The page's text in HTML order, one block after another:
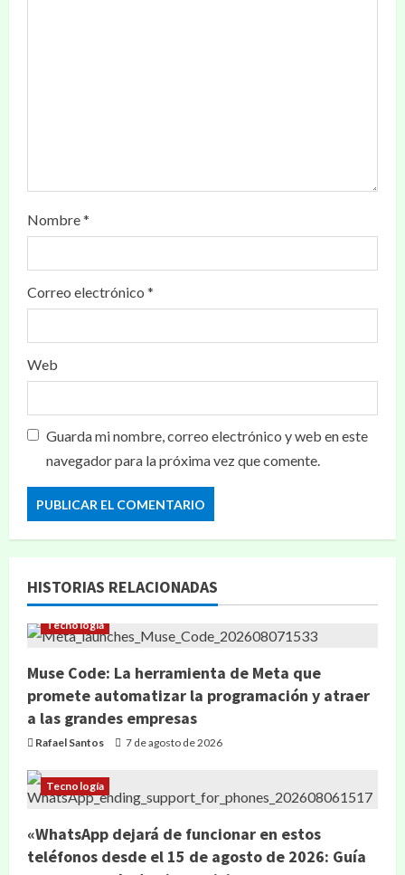
Nombre*
Correo electrónico *
Web
Guarda mi nombre, correo electrónico y web en este
navegador para la próxima vez que comente.
HISTORIAS RELACIONADAS
Tecnología
Muse Code: La herramienta de Meta que
promete automatizar la programación y atraer
a las grandes empresas
Rafael Santos 7 de agosto de 2026
Tecnología
«WhatsApp dejará de funcionar en estos
teléfonos desde el 15 de agosto de 2026: Guía